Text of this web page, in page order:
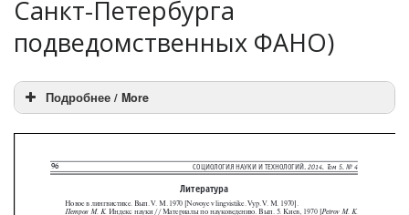
Санкт-Петербурга
подведомственных ФАНО)
Подробнее / More